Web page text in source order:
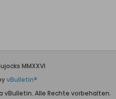
MMXXVI
vBulletin®
vBulletin. Alle Rechte vorbehalten.